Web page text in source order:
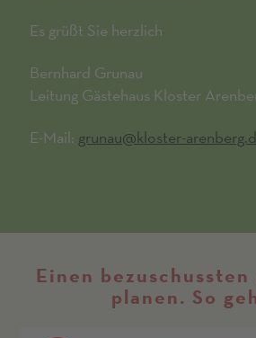
Es grüßt Sie herzlich
Bernhard Grunau
Leitung Gästehaus Kloster
E-Mail: grunau@kloster-
Einen
planen. So